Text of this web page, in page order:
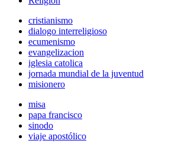
cristianismo
dialogo interreligioso
ecumenismo
evangelizacion
iglesia catolica
jornada mundial de la juventud
misionero
misa
papa francisco
sinodo
viaje apostólico